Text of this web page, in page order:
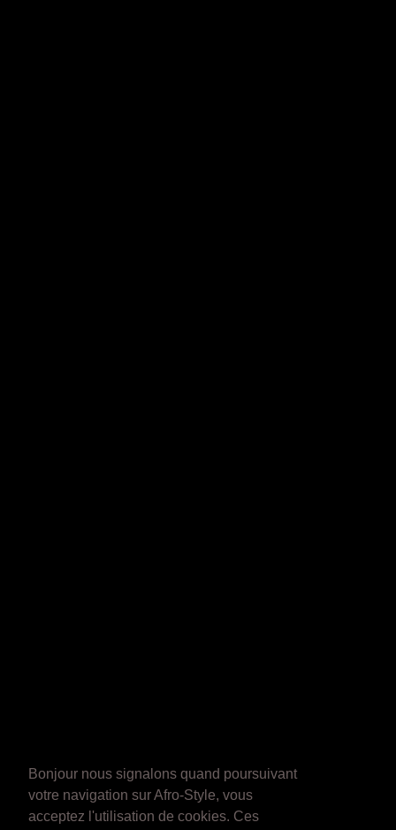
Bonjour nous signalons quand poursuivant
votre navigation sur Afro-Style, vous
acceptez l'utilisation de cookies. Ces